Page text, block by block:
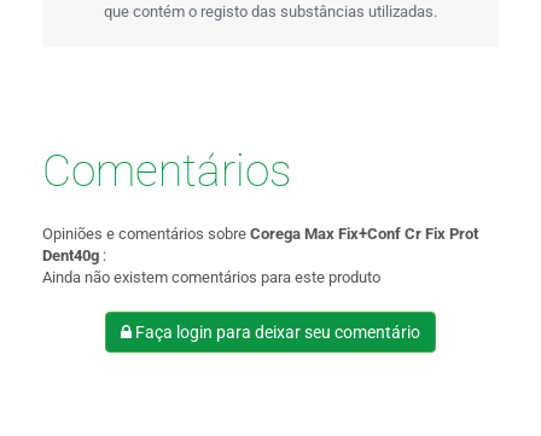
que contém o registo das substâncias utilizadas.
Comentários
Opiniões e comentários sobre Corega Max Fix+Conf Cr Fix Prot
Dent40g :
Ainda não existem comentários para este produto
Faça login para deixar seu comentário